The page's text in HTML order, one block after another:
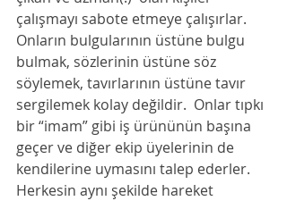
çalışmayı sabote etmeye çalışırlar.
Onların bulgularının üstüne bulgu
bulmak, sözlerinin üstüne söz
söylemek, tavırlarının üstüne tavır
sergilemek kolay değildir.  Onlar tıpkı
bir “imam” gibi iş ürününün başına
geçer ve diğer ekip üyelerinin de
kendilerine uymasını talep ederler.
Herkesin aynı şekilde hareket